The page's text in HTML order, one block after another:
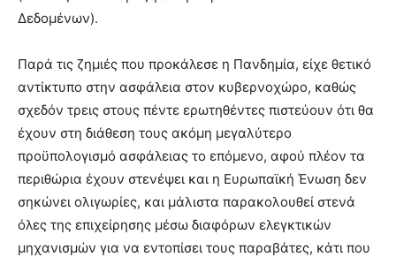
Δεδομένων).
Παρά τις ζημιές που προκάλεσε η Πανδημία, είχε θετικό
αντίκτυπο στην ασφάλεια στον κυβερνοχώρο, καθώς
σχεδόν τρεις στους πέντε ερωτηθέντες πιστεύουν ότι θα
έχουν στη διάθεση τους ακόμη μεγαλύτερο
προϋπολογισμό ασφάλειας το επόμενο, αφού πλέον τα
περιθώρια έχουν στενέψει και η Ευρωπαϊκή Ένωση δεν
σηκώνει ολιγωρίες, και μάλιστα παρακολουθεί στενά
όλες της επιχείρησης μέσω διαφόρων ελεγκτικών
μηχανισμών για να εντοπίσει τους παραβάτες, κάτι που